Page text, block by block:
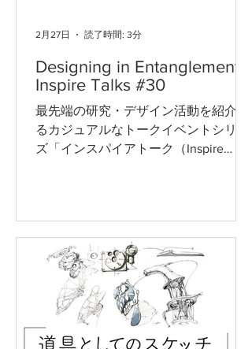
た。しかし、人間は社会や環境から独
営みが、環境へ影響を与えてきたこと
は明白な事実です。 プログラム4070
は、従来の人間中心のデザインを土台
としながら、生活者や現場の視点から
課題を捉え直し、人・社会・環境の関
係性を“相互作用のウェブ (関係性の網)
ラムです。課題設定からプロトタイピ
ング、検証、最終提案までを一気通貫
で実践し、企業・組織の実務とも接続
しながら、実行可能な提案へと発展さ
せていきます。
Designing in Entanglement -
Inspire Talks #30
最先端の研究・デザイン活動を紹介す
るカジュアルなトークイベントシリー
ズ「インスパイアトーク（Inspire
Trucchia）が、チューリッヒ芸術大学
大学院 工業デザイン科・専攻長のルー
カス・フランチシギエヴィチ(Lukas
FRANCISZKIEWICZ) を迎え、
「Designing in Entanglement（絡み合
う世界でのデザイン）」をテーマにト
ークセッションを行います。 人間、動
2月27日 読了時間: 3分